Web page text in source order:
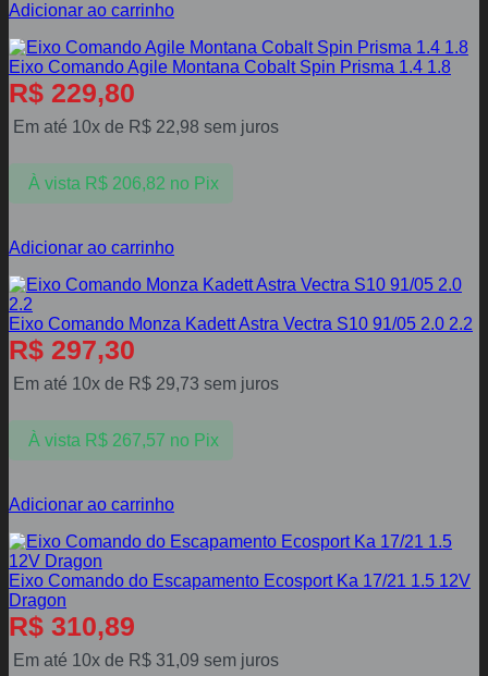
Adicionar ao carrinho
Eixo Comando Agile Montana Cobalt Spin Prisma 1.4 1.8
R$ 229,80
Em até 10x de R$ 22,98 sem juros
À vista R$206,82 no Pix
Adicionar ao carrinho
Eixo Comando Monza Kadett Astra Vectra S10 91/05 2.0 2.2
R$ 297,30
Em até 10x de R$ 29,73 sem juros
À vista R$267,57 no Pix
Adicionar ao carrinho
Eixo Comando do Escapamento Ecosport Ka 17/21 1.5 12V
Dragon
R$ 310,89
Em até 10x de R$ 31,09 sem juros